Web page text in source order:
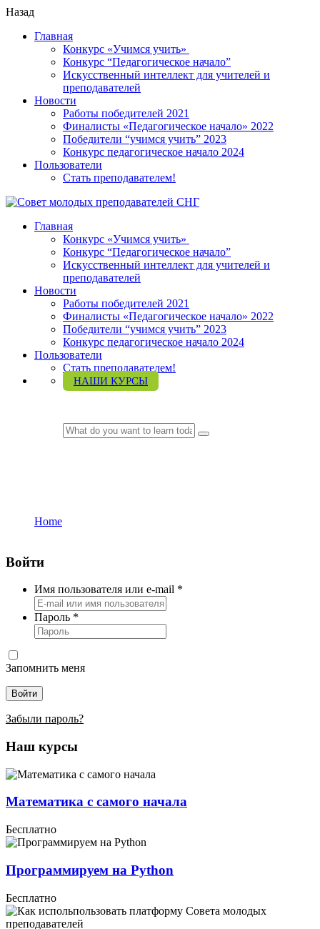
Назад
Главная
Конкурс «Учимся учить»
Конкурс “Педагогическое начало”
Искусственный интеллект для учителей и
преподавателей
Новости
Работы победителей 2021
Финалисты «Педагогическое начало» 2022
Победители “учимся учить” 2023
Конкурс педагогическое начало 2024
Пользователи
Стать преподавателем!
Главная
Конкурс «Учимся учить»
Конкурс “Педагогическое начало”
Искусственный интеллект для учителей и
преподавателей
Новости
Работы победителей 2021
Финалисты «Педагогическое начало» 2022
Победители “учимся учить” 2023
Конкурс педагогическое начало 2024
Пользователи
Стать преподавателем!
НАШИ КУРСЫ
Home
Войти
Имя пользователя или e-mail *
Пароль *
Запомнить меня
Войти
Забыли пароль?
Наш курсы
Математика с самого начала
Бесплатно
Программируем на Python
Бесплатно